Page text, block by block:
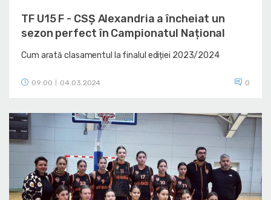
TF U15 F - CSȘ Alexandria a încheiat un
sezon perfect în Campionatul Național
Cum arată clasamentul la finalul ediției 2023/2024
09:00 04.03.2024 0